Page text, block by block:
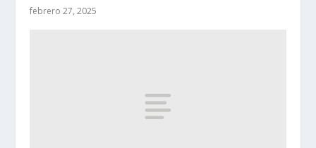
febrero 27, 2025